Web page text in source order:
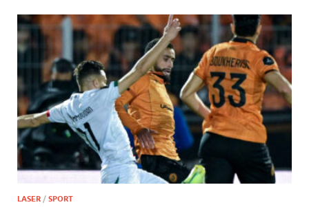
LASER / SPORT